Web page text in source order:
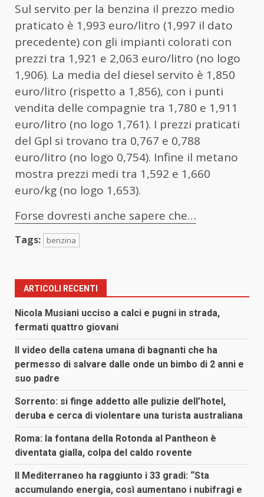
Sul servito per la benzina il prezzo medio
praticato è 1,993 euro/litro (1,997 il dato
precedente) con gli impianti colorati con
prezzi tra 1,921 e 2,063 euro/litro (no logo
1,906). La media del diesel servito è 1,850
euro/litro (rispetto a 1,856), con i punti
vendita delle compagnie tra 1,780 e 1,911
euro/litro (no logo 1,761). I prezzi praticati
del Gpl si trovano tra 0,767 e 0,788
euro/litro (no logo 0,754). Infine il metano
mostra prezzi medi tra 1,592 e 1,660
euro/kg (no logo 1,653).
Forse dovresti anche sapere che…
Tags: benzina
ARTICOLI RECENTI
Nicola Musiani ucciso a calci e pugni in strada,
fermati quattro giovani
Il video della catena umana di bagnanti che ha
permesso di salvare dalle onde un bimbo di 2 anni e
suo padre
Sorrento: si finge addetto alle pulizie dell’hotel,
deruba e cerca di violentare una turista australiana
Roma: la fontana della Rotonda al Pantheon è
diventata gialla, colpa del caldo rovente
Il Mediterraneo ha raggiunto i 33 gradi: “Sta
accumulando energia, così aumentano i nubifragi e